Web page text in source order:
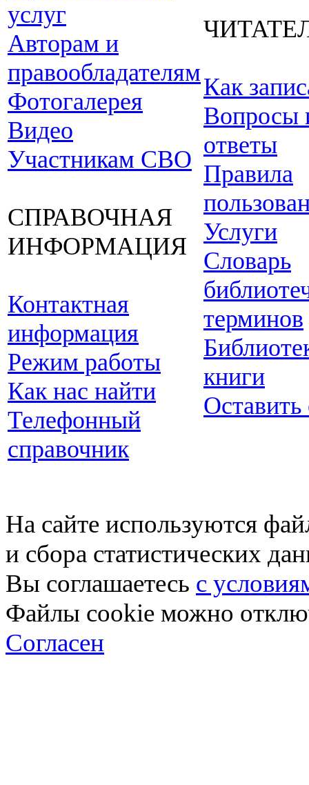
услуг
Авторам и
правообладателям
Фотогалерея
Видео
Участникам СВО
СПРАВОЧНАЯ
ИНФОРМАЦИЯ
Контактная
информация
Режим работы
Как нас найти
Телефонный
справочник
Как
Вопросы
ответы
Правила
Услуги
Словарь
терминов
книги
Оставить
На сайте используются
и сбора статистических
Вы соглашаетесь с
Файлы cookie можно
Согласен